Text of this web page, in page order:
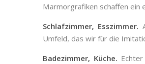
Marmorgrafiken schaffen ein
Schlafzimmer, Esszimmer.
Umfeld, das wir für die
Badezimmer, Küche.